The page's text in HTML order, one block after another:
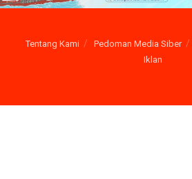
Tentang Kami Pedoman Media Siber
Iklan